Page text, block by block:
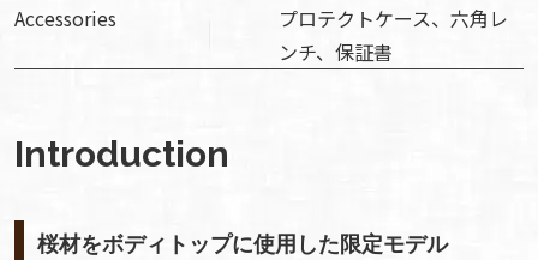
Accessories
プロテクトケース、六角レ
ンチ、保証書
Introduction
桜材をボディトップに使用した限定モデル